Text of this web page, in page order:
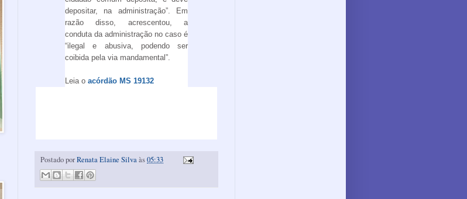
depositar, na administração”. Em
razão disso, acrescentou, a
conduta da administração no caso é
“ilegal e abusiva, podendo ser
coibida pela via mandamental”.
Leia o acórdão MS 19132
Postado porRenata Elaine Silvaàs05:33